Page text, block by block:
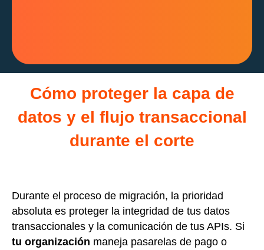
Cómo proteger la capa de
datos y el flujo transaccional
durante el corte
Durante el proceso de migración, la prioridad
absoluta es proteger la integridad de tus datos
transaccionales y la comunicación de tus APIs. Si
tu organización maneja pasarelas de pago o